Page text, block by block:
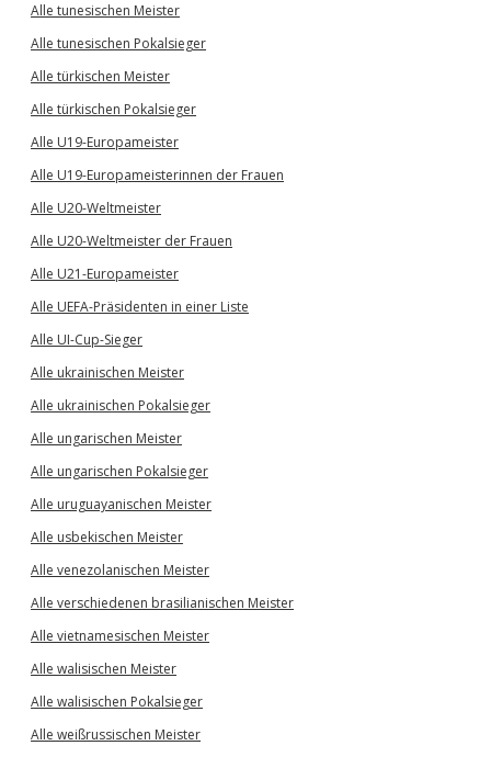
Alle tunesischen Meister
Alle tunesischen Pokalsieger
Alle türkischen Meister
Alle türkischen Pokalsieger
Alle U19-Europameister
Alle U19-Europameisterinnen der Frauen
Alle U20-Weltmeister
Alle U20-Weltmeister der Frauen
Alle U21-Europameister
Alle UEFA-Präsidenten in einer Liste
Alle UI-Cup-Sieger
Alle ukrainischen Meister
Alle ukrainischen Pokalsieger
Alle ungarischen Meister
Alle ungarischen Pokalsieger
Alle uruguayanischen Meister
Alle usbekischen Meister
Alle venezolanischen Meister
Alle verschiedenen brasilianischen Meister
Alle vietnamesischen Meister
Alle walisischen Meister
Alle walisischen Pokalsieger
Alle weißrussischen Meister